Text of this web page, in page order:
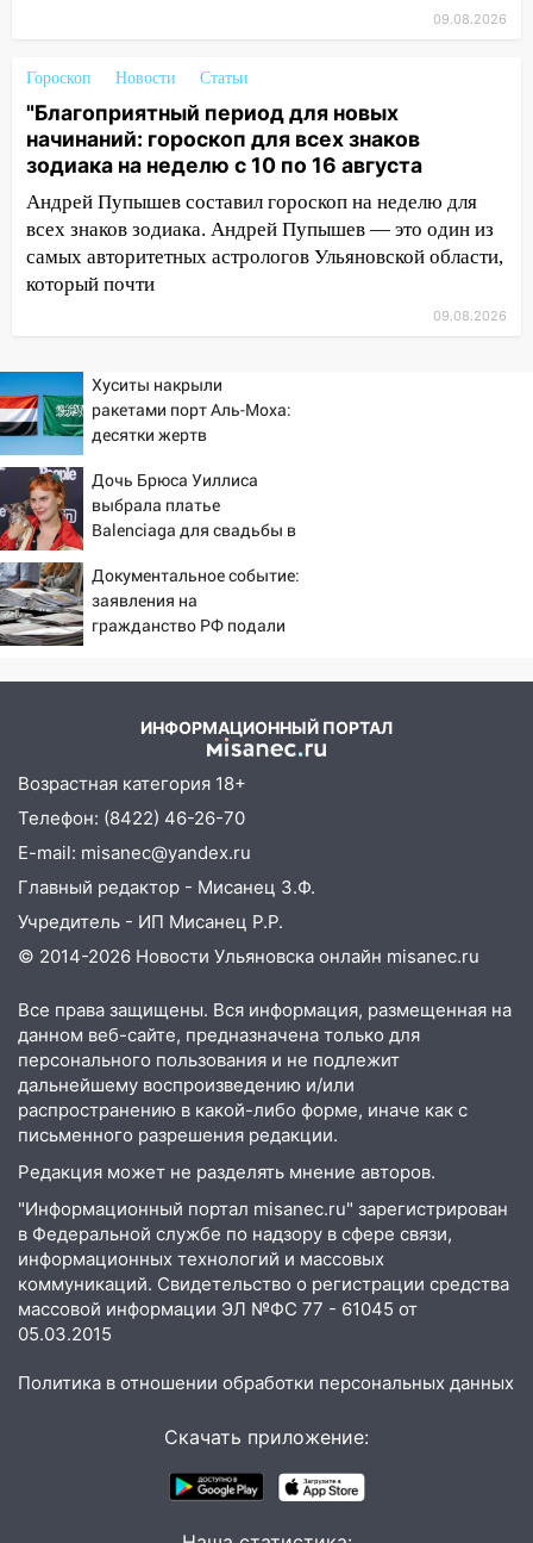
В Ульяновской области объявили
07.08.2026
20:40 Ульяновские аграрии смогут
купить тракторы с отсрочкой платежа
до декабря
19:34 В следственном управлении
состоялось торжественное
мероприятие, приуроченное к
празднованию Дня сотрудника органов
поддержать «Симбирскую чебурашку»
на фестивале «ФормАРТ»
18:11
пилотным регионом проекта
«Культурное долголетие»
17:23
области на 8 августа
17:16
В реанимацию Ульяновской
областной больницы поступили шесть
новых аппаратов ИВЛ
В Чердаклинском районе
ремонтируют дороги, ставят остановки
и проводят новое освещение
16:35 В Ульяновске установили ещё
девять бункеров для крупногабаритного
мусора
16:26 В Ульяновске бесплатно покажут
матч «Волги» под открытым небом
разработают отечественный прибор для
цифровой ПЦР
15:47 Ульяновцы могут вернуть деньги
за абонементы закрывшегося фитнес-
клуба «Рекорд-Fitness»
15:34
После вмешательства
прокуратуры в селах Ульяновской
области привели в порядок детские
площадки
15:27 Прокуратура проверяет
капремонт школы в селе Кивать
проверки обновили разметку на
запретили остановку автомобилей на
09.08.2026
Гороскоп Новости Статьи
"Благоприятный период для новых
начинаний: гороскоп для всех знаков
зодиака на неделю с 10 по 16 августа
Андрей Пупышев составил гороскоп на неделю для
всех знаков зодиака. Андрей Пупышев — это один из
самых авторитетных астрологов Ульяновской области,
который почти
09.08.2026
Хуситы накрыли
ракетами порт Аль-Моха:
десятки жертв
Дочь Брюса Уиллиса
выбрала платье
Balenciaga для свадьбы в
Документальное событие:
заявления на
гражданство РФ подали
ИНФОРМАЦИОННЫЙ ПОРТАЛ
Возрастная категория 18+
Телефон: (8422) 46-26-70
E-mail: misanec@yandex.ru
Главный редактор - Мисанец З.Ф.
Учредитель - ИП Мисанец Р.Р.
© 2014-2026 Новости Ульяновска онлайн misanec.ru
Все права защищены. Вся информация, размещенная на
данном веб-сайте, предназначена только для
персонального пользования и не подлежит
дальнейшему воспроизведению и/или
распространению в какой-либо форме, иначе как с
письменного разрешения редакции.
Редакция может не разделять мнение авторов.
"Информационный портал misanec.ru" зарегистрирован
в Федеральной службе по надзору в сфере связи,
информационных технологий и массовых
коммуникаций. Свидетельство о регистрации средства
массовой информации ЭЛ №ФС 77 - 61045 от
05.03.2015
Политика в отношении обработки персональных данных
Скачать приложение: